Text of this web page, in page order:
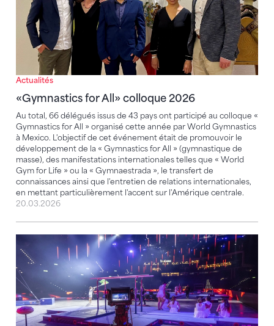
Actualités
«Gymnastics for All» colloque 2026
Au total, 66 délégués issus de 43 pays ont participé au colloque «
Gymnastics for All » organisé cette année par World Gymnastics
à Mexico. L'objectif de cet événement était de promouvoir le
développement de la « Gymnastics for All » (gymnastique de
masse), des manifestations internationales telles que « World
Gym for Life » ou la « Gymnaestrada », le transfert de
connaissances ainsi que l'entretien de relations internationales,
en mettant particulièrement l'accent sur l'Amérique centrale.
20.03.2026
Moitié moins pour la SSR, et c’est le sport qui perd